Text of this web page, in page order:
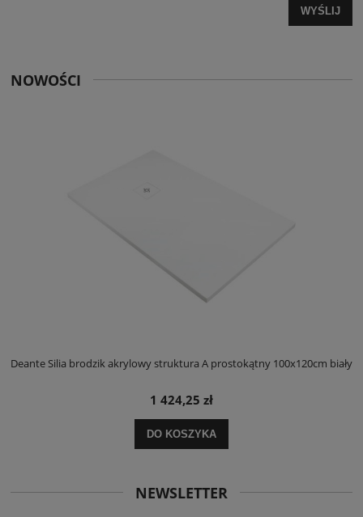
WYŚLIJ
NOWOŚCI
Deante Silia brodzik akrylowy struktura A prostokątny 100x120cm biały
1 424,25 zł
DO KOSZYKA
NEWSLETTER